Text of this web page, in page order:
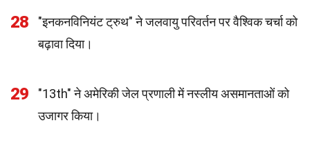
28
"इनकनविनियंट ट्रुथ" ने जलवायु परिवर्तन पर वैश्विक चर्चा को
बढ़ावा दिया।
29
"13th" ने अमेरिकी जेल प्रणाली में नस्लीय असमानताओं को
उजागर किया।